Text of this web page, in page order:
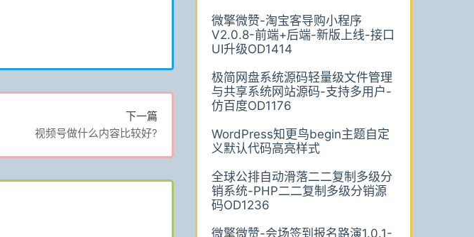
下一篇
视频号做什么内容比较好?
微擎微赞-淘宝客导购小程序
V2.0.8-前端+后端-新版上线-接口
UI升级OD1414
极简网盘系统源码轻量级文件管理
与共享系统网站源码-支持多用户-
仿百度OD1176
WordPress知更鸟begin主题自定
义默认代码高亮样式
全球公排自动滑落二二复制多级分
销系统-PHP二二复制多级分销源
码OD1236
微擎微赞-会场签到报名路演1.0.1-